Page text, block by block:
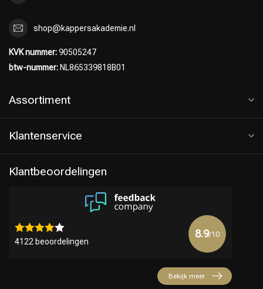
shop@kappersakademie.nl
KVK nummer:90505247
btw-nummer: NL865339818B01
Assortiment
Klantenservice
Klantbeoordelingen
4122 beoordelingen
8.9/10
Bekijk meer